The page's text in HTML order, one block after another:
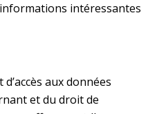
intéressantes
aux données
et du droit de